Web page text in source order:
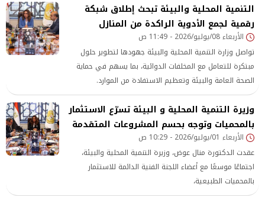
التنمية المحلية والبيئة تبحث إطلاق شبكة
رقمية لجمع الأدوية الراكدة من المنازل
الأربعاء 08/يوليو/2026 - 11:49 ص
تواصل وزارة التنمية المحلية والبيئة جهودها لتطوير حلول
مبتكرة للتعامل مع المخلفات الدوائية، بما يسهم في حماية
الصحة العامة والبيئة وتعظيم الاستفادة من الموارد.
وزيرة التنمية المحلية و البيئة تسرّع الاستثمار
بالمحميات وتوجه بحسم المشروعات المتقدمة
الأربعاء 01/يوليو/2026 - 10:29 ص
عقدت الدكتورة منال عوض، وزيرة التنمية المحلية والبيئة،
اجتماعًا موسعًا مع أعضاء اللجنة الفنية الدائمة للاستثمار
بالمحميات الطبيعية،